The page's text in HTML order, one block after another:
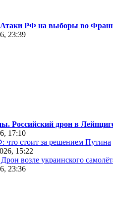
Атаки РФ на выборы во
23:39
Российский дрон в
17:10
стоит за решением Путина
15:22
возле украинского
23:36